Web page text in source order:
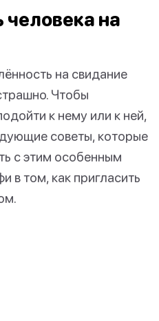
человека на
на свидание
Чтобы
к нему или к ней,
советы, которые
с этим особенным
в том, как пригласить